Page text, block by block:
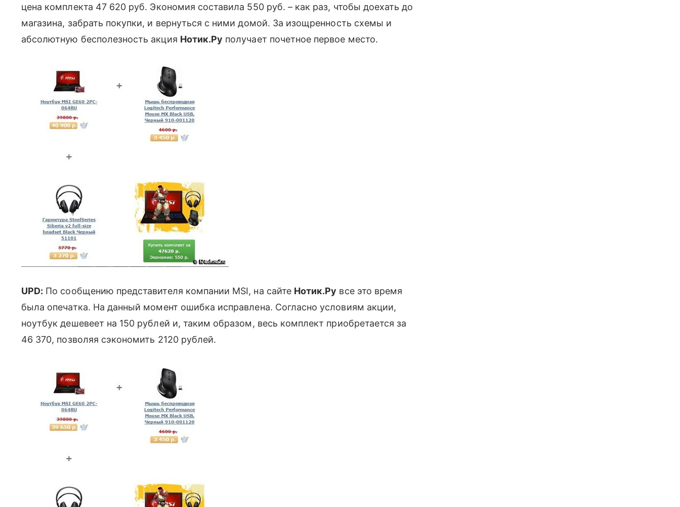
цена комплекта 47 620 руб. Экономия составила 550 руб. – как раз, чтобы доехать до
магазина, забрать покупки, и вернуться с ними домой. За изощренность схемы и
абсолютную бесполезность акция Нотик.Ру получает почетное первое место.
UPD: По сообщению представителя компании MSI, на сайте Нотик.Ру все это время
была опечатка. На данный момент ошибка исправлена. Согласно условиям акции,
ноутбук дешевеет на 150 рублей и, таким образом, весь комплект приобретается за
46 370, позволяя сэкономить 2120 рублей.